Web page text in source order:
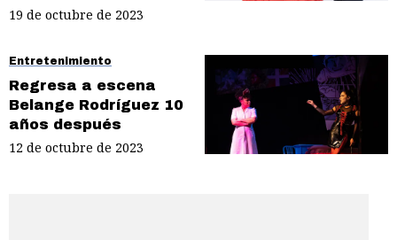
19 de octubre de 2023
Entretenimiento
Regresa a escena
Belange Rodríguez 10
años después
12 de octubre de 2023